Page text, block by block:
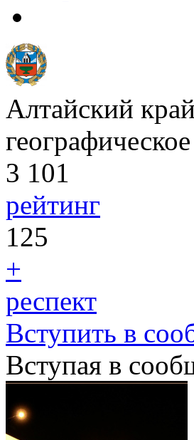
Алтайский край
3 101
рейтинг
125
+
респект
Вступить в
Вступая в